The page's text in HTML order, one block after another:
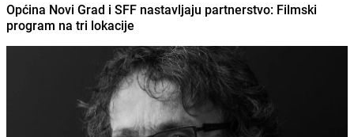
Općina Novi Grad i SFF nastavljaju partnerstvo: Filmski
program na tri lokacije